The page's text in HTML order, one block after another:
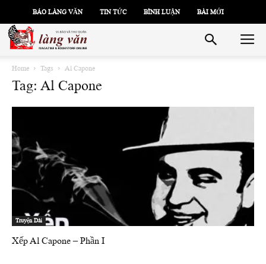
BÁO LÀNG VĂN TIN TỨC BÌNH LUẬN BÀI MỚI
Home Tags Al Capone
Tag: Al Capone
Truyện Dài
Xếp Al Capone – Phần I